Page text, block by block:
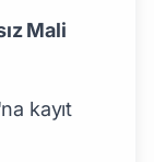
Mali
kayıt